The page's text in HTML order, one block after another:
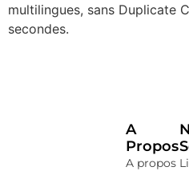
multilingues, sans Duplicate
secondes.
A
Propos
A propos